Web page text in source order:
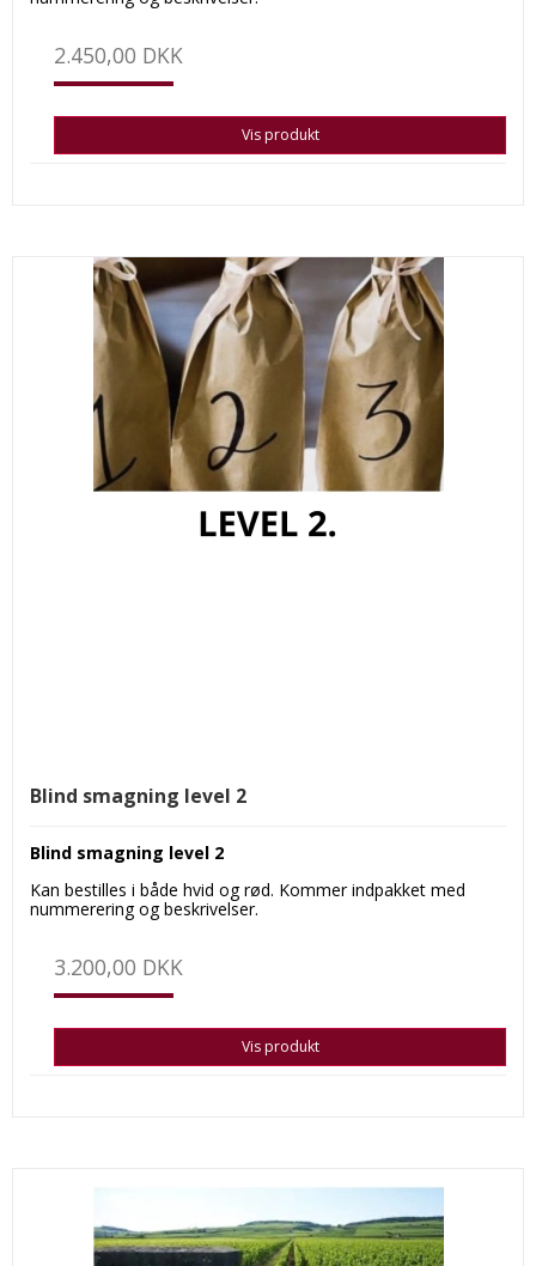
2.450,00 DKK
Vis produkt
Blind smagning level 2
Blind smagning level 2
Kan bestilles i både hvid og rød. Kommer indpakket med
nummerering og beskrivelser.
3.200,00 DKK
Vis produkt